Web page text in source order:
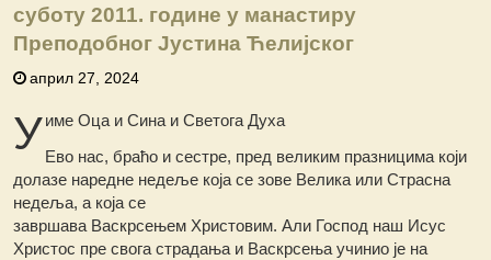
суботу 2011. године у манастиру
Преподобног Јустина Ћелијског
април 27, 2024
Уиме Оца и Сина и Светога Духа
Ево нас, браћо и сестре, пред великим празницима који
долазе наредне недеље која се зове Велика или Страсна
недеља, а која се
завршава Васкрсењем Христовим. Али Господ наш Исус
Христос пре свога страдања и Васкрсења учинио је на